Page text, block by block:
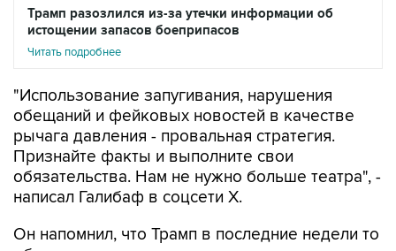
Трамп разозлился из-за утечки информации об
истощении запасов боеприпасов
Читать подробнее
"Использование запугивания, нарушения
обещаний и фейковых новостей в качестве
рычага давления - провальная стратегия.
Признайте факты и выполните свои
обязательства. Нам не нужно больше театра", -
написал Галибаф в соцсети X.
Он напомнил, что Трамп в последние недели то